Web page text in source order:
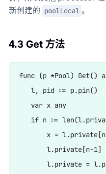
新创建的 poolLocal 。
4.3 Get 方法
func (p *Pool) Get()
   l, pid := p.pin()
   var x any
if n :=
x =
l.private[n-1]
l.private =